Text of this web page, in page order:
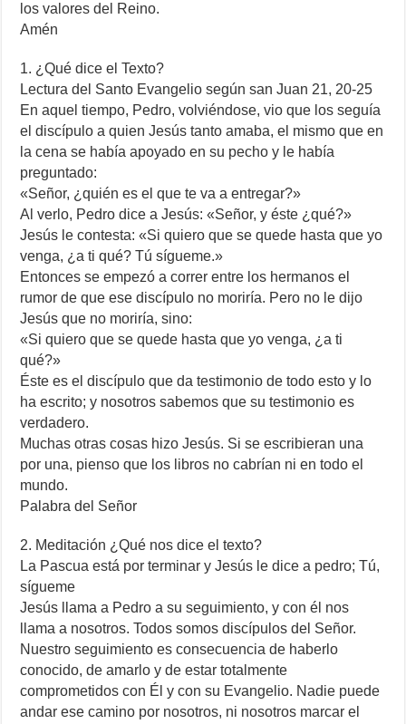
los valores del Reino.
Amén
1. ¿Qué dice el Texto?
Lectura del Santo Evangelio según san Juan 21, 20-25
En aquel tiempo, Pedro, volviéndose, vio que los seguía
el discípulo a quien Jesús tanto amaba, el mismo que en
la cena se había apoyado en su pecho y le había
preguntado:
«Señor, ¿quién es el que te va a entregar?»
Al verlo, Pedro dice a Jesús: «Señor, y éste ¿qué?»
Jesús le contesta: «Si quiero que se quede hasta que yo
venga, ¿a ti qué? Tú sígueme.»
Entonces se empezó a correr entre los hermanos el
rumor de que ese discípulo no moriría. Pero no le dijo
Jesús que no moriría, sino:
«Si quiero que se quede hasta que yo venga, ¿a ti
qué?»
Éste es el discípulo que da testimonio de todo esto y lo
ha escrito; y nosotros sabemos que su testimonio es
verdadero.
Muchas otras cosas hizo Jesús. Si se escribieran una
por una, pienso que los libros no cabrían ni en todo el
mundo.
Palabra del Señor
2. Meditación ¿Qué nos dice el texto?
La Pascua está por terminar y Jesús le dice a pedro; Tú,
sígueme
Jesús llama a Pedro a su seguimiento, y con él nos
llama a nosotros. Todos somos discípulos del Señor.
Nuestro seguimiento es consecuencia de haberlo
conocido, de amarlo y de estar totalmente
comprometidos con Él y con su Evangelio. Nadie puede
andar ese camino por nosotros, ni nosotros marcar el